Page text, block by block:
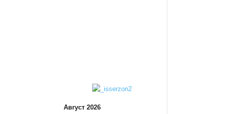
Август 2026